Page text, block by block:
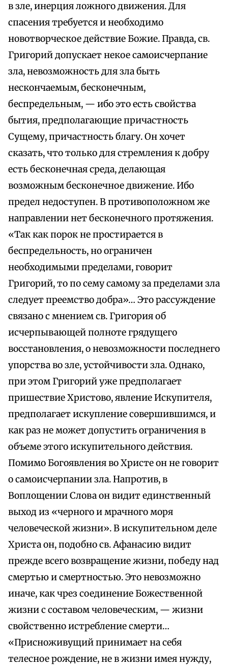
в зле, инерция ложного движения. Для
спасения требуется и необходимо
новотворческое действие Божие. Правда, св.
Григорий допускает некое самоисчерпание
зла, невозможность для зла быть
нескончаемым, бесконечным,
беспредельным, — ибо это есть свойства
бытия, предполагающие причастность
Сущему, причастность благу. Он хочет
сказать, что только для стремления к добру
есть бесконечная среда, делающая
возможным бесконечное движение. Ибо
предел недоступен. В противоположном же
направлении нет бесконечного протяжения.
«Так как порок не простирается в
беспредельность, но ограничен
необходимыми пределами, говорит
Григорий, то по сему самому за пределами зла
следует преемство добра»… Это рассуждение
связано с мнением св. Григория об
исчерпывающей полноте грядущего
восстановления, о невозможности последнего
упорства во зле, устойчивости зла. Однако,
при этом Григорий уже предполагает
пришествие Христово, явление Искупителя,
предполагает искупление совершившимся, и
как раз не может допустить ограничения в
объеме этого искупительного действия.
Помимо Богоявления во Христе он не говорит
о самоисчерпании зла. Напротив, в
Воплощении Слова он видит единственный
выход из «черного и мрачного моря
человеческой жизни». В искупительном деле
Христа он, подобно св. Афанасию видит
прежде всего возвращение жизни, победу над
смертью и смертностью. Это невозможно
иначе, как чрез соединение Божественной
жизни с составом человеческим, — жизни
свойственно истребление смерти…
«Присноживущий принимает на себя
телесное рождение, не в жизни имея нужду,